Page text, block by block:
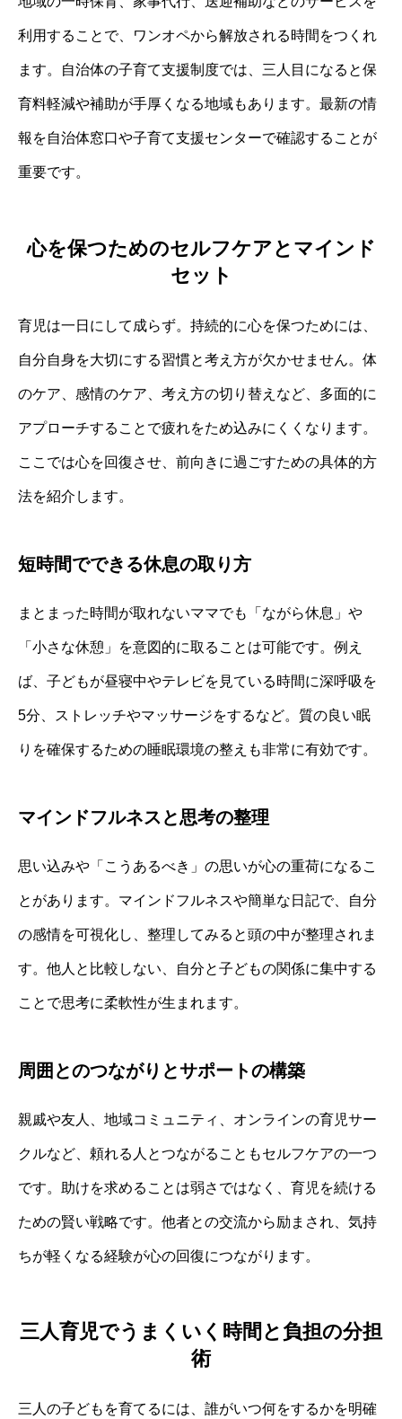
利用することで、ワンオペから解放される時間をつくれ
ます。自治体の子育て支援制度では、三人目になると保
育料軽減や補助が手厚くなる地域もあります。最新の情
報を自治体窓口や子育て支援センターで確認することが
重要です。
心を保つためのセルフケアとマインド
セット
育児は一日にして成らず。持続的に心を保つためには、
自分自身を大切にする習慣と考え方が欠かせません。体
のケア、感情のケア、考え方の切り替えなど、多面的に
アプローチすることで疲れをため込みにくくなります。
ここでは心を回復させ、前向きに過ごすための具体的方
法を紹介します。
短時間でできる休息の取り方
まとまった時間が取れないママでも「ながら休息」や
「小さな休憩」を意図的に取ることは可能です。例え
ば、子どもが昼寝中やテレビを見ている時間に深呼吸を
5分、ストレッチやマッサージをするなど。質の良い眠
りを確保するための睡眠環境の整えも非常に有効です。
マインドフルネスと思考の整理
思い込みや「こうあるべき」の思いが心の重荷になるこ
とがあります。マインドフルネスや簡単な日記で、自分
の感情を可視化し、整理してみると頭の中が整理されま
す。他人と比較しない、自分と子どもの関係に集中する
ことで思考に柔軟性が生まれます。
周囲とのつながりとサポートの構築
親戚や友人、地域コミュニティ、オンラインの育児サー
クルなど、頼れる人とつながることもセルフケアの一つ
です。助けを求めることは弱さではなく、育児を続ける
ための賢い戦略です。他者との交流から励まされ、気持
ちが軽くなる経験が心の回復につながります。
三人育児でうまくいく時間と負担の分担
術
三人の子どもを育てるには、誰がいつ何をするかを明確